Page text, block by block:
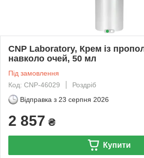
CNP Laboratory, Крем із
навколо очей, 50 мл
Під замовлення
Код: CNP-46029
Роздріб
Відправка з 23 серпня 2026
2 857 ₴
Купити